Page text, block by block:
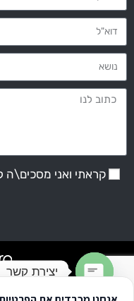
קראתי ואני מסכים\ה
יצירת קשר